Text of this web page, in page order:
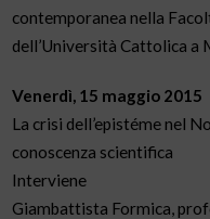
contemporanea nella
dell’Università Cattolica a
Venerdì, 15 maggio 2015
La crisi dell’epistéme nel
conoscenza scientifica
Interviene
Giambattista Formica,